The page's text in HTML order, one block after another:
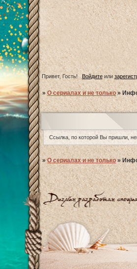
Привет, Гость! Войдитеили
»О сериалах и не только »
Ссылка, по которой Вы пришли,
»О сериалах и не только »